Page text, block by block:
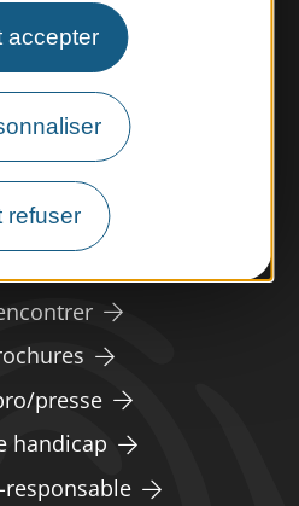
accepter
refuser
presse
handicap
responsable